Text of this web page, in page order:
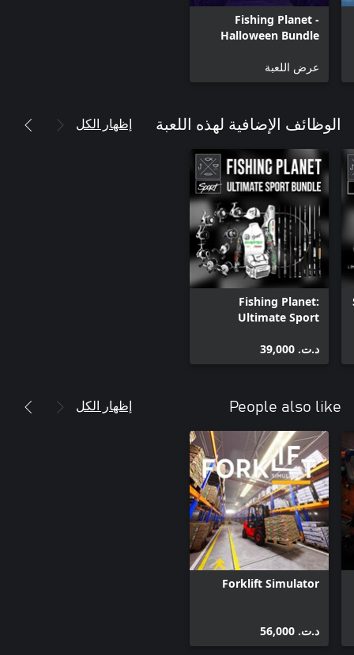
Fishing Planet -
Halloween Bundle
عرض اللعبة
الوظائف الإضافية لهذه اللعبة إظهار الكل
Fishing Planet:
Ultimate Sport
د.ت.‏ 39,000
People also like إظهار الكل
Forklift Simulator
د.ت.‏ 56,000